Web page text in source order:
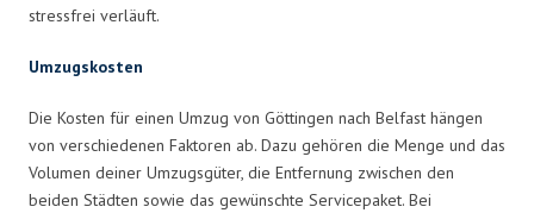
stressfrei verläuft.
Umzugskosten
Die Kosten für einen Umzug von Göttingen nach Belfast hängen
von verschiedenen Faktoren ab. Dazu gehören die Menge und das
Volumen deiner Umzugsgüter, die Entfernung zwischen den
beiden Städten sowie das gewünschte Servicepaket. Bei